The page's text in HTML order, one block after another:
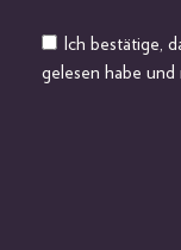
Ich bestätige,
gelesen habe